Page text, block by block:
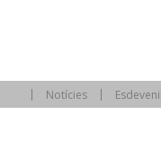
Notícies